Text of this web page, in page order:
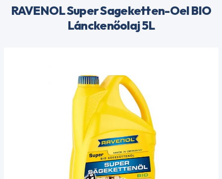
RAVENOL Super Sageketten-Oel BIO
Lánckenőolaj 5L